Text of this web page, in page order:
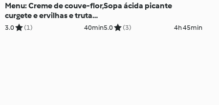
Menu: Creme de couve-flor,
curgete e ervilhas e truta
em presunto
3.0 (1) 40min
Sopa ácida picante
5.0 (3) 4h 45min